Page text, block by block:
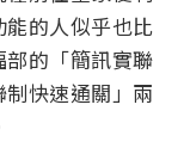
的人似乎也比
的「簡訊實聯
快速通關」兩